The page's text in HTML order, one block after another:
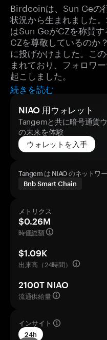
Birdcoinは、Sun Geの
状況から生まれました
はSun GeがCZを称賛
CZを尊敬しているのか
に投げかけました。こ
まれており、フォロワ
起こしました。
続きを読む
NIAO 用ウォレット
Tangemと共に暗号通貨
の未来を体験
ウォレットを入手
Tangem は NIAO のネットワ
Bnb Smart Chain
メトリクス
$0.26M
時価総額
$1.09K
出来高（24時間）
2100T NIAO
流通供給量
インサイト
24h